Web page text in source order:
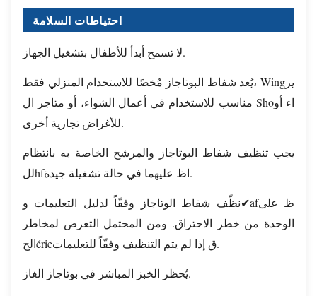
احتياطات السلامة
لا تسمح أبدأ للأطفال بتشغيل الجهاز.
يُعد شفاط البوتاجاز مُخصًا للاستخدام المنزلي فقط، Wingير
مناسب للاستخدام في أعمال الشواء، أو متاجر ال Shoاء أو
للأغراض تجارية أخرى.
يجب تنظيف شفاط البوتاجاز والمرشح الخاصة به بانتظام
للhfاظ عليهما في حالة تشغيلة جيدة.
نظّف شفاط الوتاجاز وفقّاً لدليل التعليمات و✔afظ على
الوحدة من خطر الاحتراق. ومن المحتمل التعرض لمخاطر
الحérieق إذا لم يتم التنظيف وفقّاً للتعليمات.
يُحظر الخبز المباشر في بوتاجاز الغاز.